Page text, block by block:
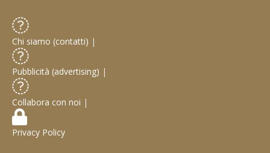
Chi siamo (contatti) |
Pubblicità (advertising) |
Collabora con noi |
Privacy Policy